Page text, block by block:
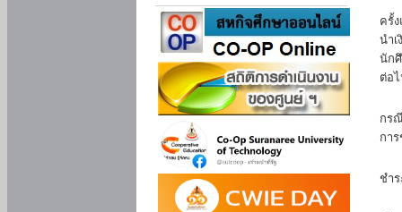
ครั้
นำ
นัก
ต่อ
กร
กา
ชำ